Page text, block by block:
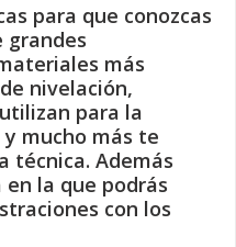
para que conozcas
grandes
más
nivelación,
para la
mucho más te
técnica. Además
la que podrás
con los